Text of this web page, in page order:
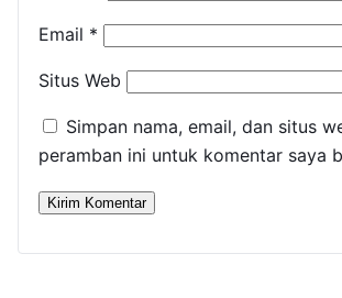
Email *
Situs Web
Simpan nama, email, dan situs
peramban ini untuk komentar saya